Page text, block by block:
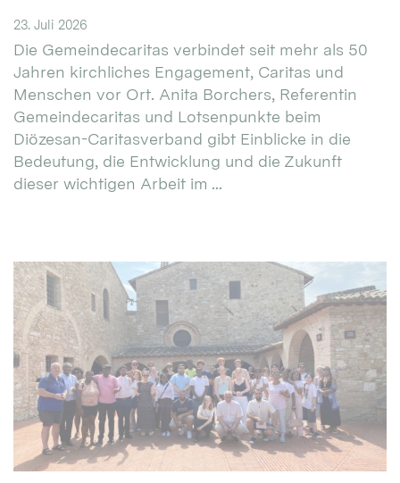
23. Juli 2026
Die Gemeindecaritas verbindet seit mehr als 50
Jahren kirchliches Engagement, Caritas und
Menschen vor Ort. Anita Borchers, Referentin
Gemeindecaritas und Lotsenpunkte beim
Diözesan-Caritasverband gibt Einblicke in die
Bedeutung, die Entwicklung und die Zukunft
dieser wichtigen Arbeit im ...